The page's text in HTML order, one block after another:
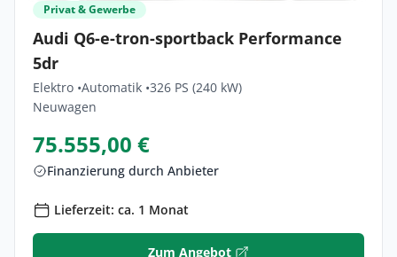
Privat & Gewerbe
Audi Q6-e-tron-sportback Performance
5dr
Elektro •Automatik •326 PS (240 kW)
Neuwagen
75.555,00 €
Finanzierung durch Anbieter
Lieferzeit: ca. 1 Monat
Zum Angebot